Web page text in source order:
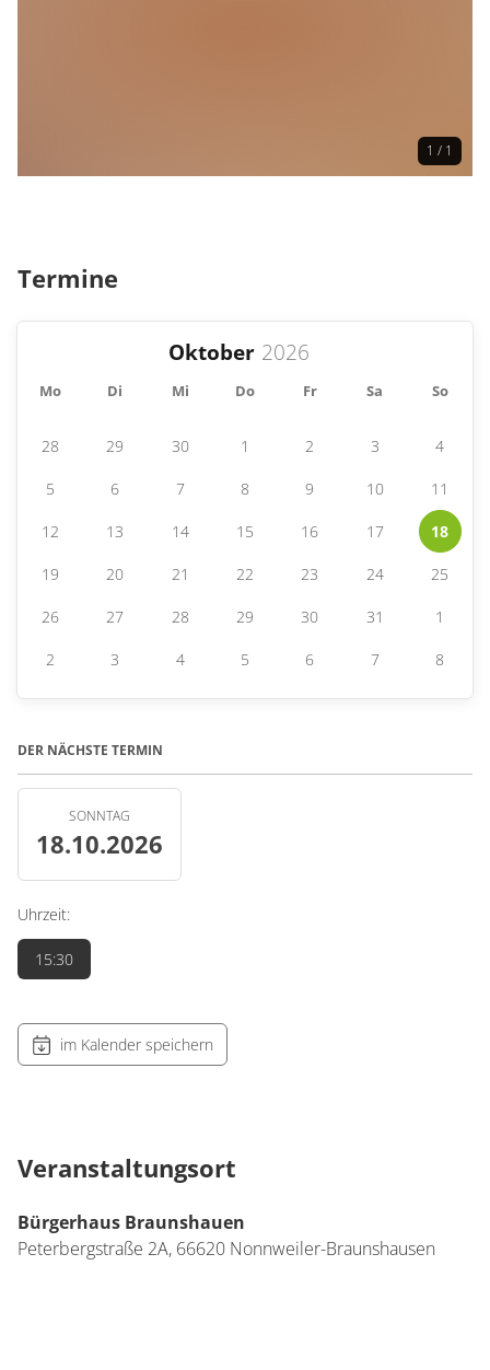
1 / 1
Termine
Oktober
Mo Di Mi Do Fr Sa So
28 29 30 1 2 3 4
5 6 7 8 9 10 11
12 13 14 15 16 17 18
19 20 21 22 23 24 25
26 27 28 29 30 31 1
2 3 4 5 6 7 8
DER NÄCHSTE TERMIN
SONNTAG
18.10.2026
Uhrzeit:
15:30
im Kalender speichern
Veranstaltungsort
Bürgerhaus Braunshauen
Peterbergstraße 2A, 66620 Nonnweiler-Braunshausen